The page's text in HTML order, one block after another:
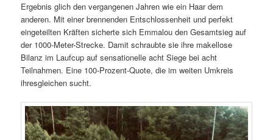
Ergebnis glich den vergangenen Jahren wie ein Haar dem
anderen. Mit einer brennenden Entschlossenheit und perfekt
eingeteilten Kräften sicherte sich Emmalou den Gesamtsieg auf
der 1000-Meter-Strecke. Damit schraubte sie ihre makellose
Bilanz im Laufcup auf sensationelle acht Siege bei acht
Teilnahmen. Eine 100-Prozent-Quote, die im weiten Umkreis
ihresgleichen sucht.